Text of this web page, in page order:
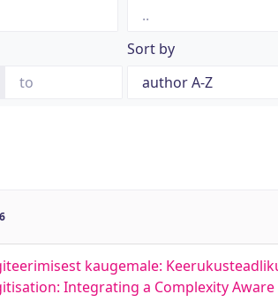
Sort by
kaugemale:
Integrating a Complexity